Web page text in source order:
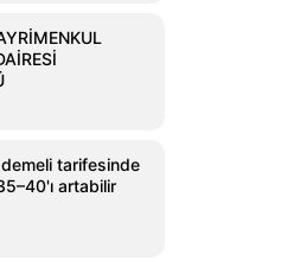
tarifesinde
artabilir